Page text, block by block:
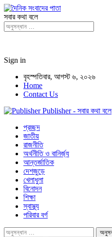
সবার কথা বলে
Sign in
বৃহস্পতিবার, আগস্ট ৬, ২০২৬
Home
Contact Us
Publisher - সবার কথা বলে
প্রচ্ছদ
জাতীয়
রাজনীতি
অর্থনীতি ও বানির্জ্য
আন্তর্জাতিক
দেশজুড়ে
খেলাধুলা
বিনোদন
শিক্ষা
স্বাস্থ্য
পরিবার বর্গ